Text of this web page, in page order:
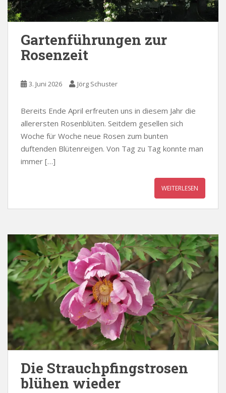
Gartenführungen zur
Rosenzeit
3. Juni 2026 Jörg Schuster
Bereits Ende April erfreuten uns in diesem Jahr die
allerersten Rosenblüten. Seitdem gesellen sich
Woche für Woche neue Rosen zum bunten
duftenden Blütenreigen. Von Tag zu Tag konnte man
immer […]
WEITERLESEN
Die Strauchpfingstrosen
blühen wieder